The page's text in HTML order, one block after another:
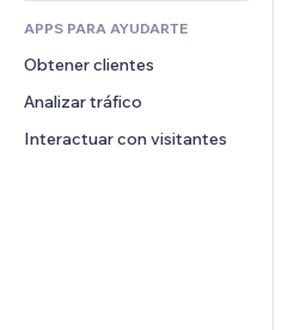
APPS PARA AYUDARTE
Obtener clientes
Analizar tráfico
Interactuar con visitantes